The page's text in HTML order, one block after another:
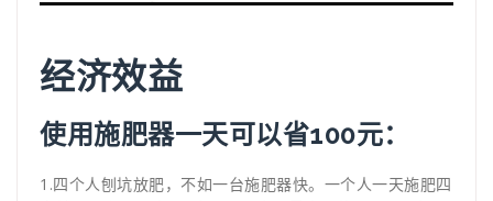
经济效益
使用施肥器一天可以省100元：
1.四个人刨坑放肥，不如一台施肥器快。一个人一天施肥四